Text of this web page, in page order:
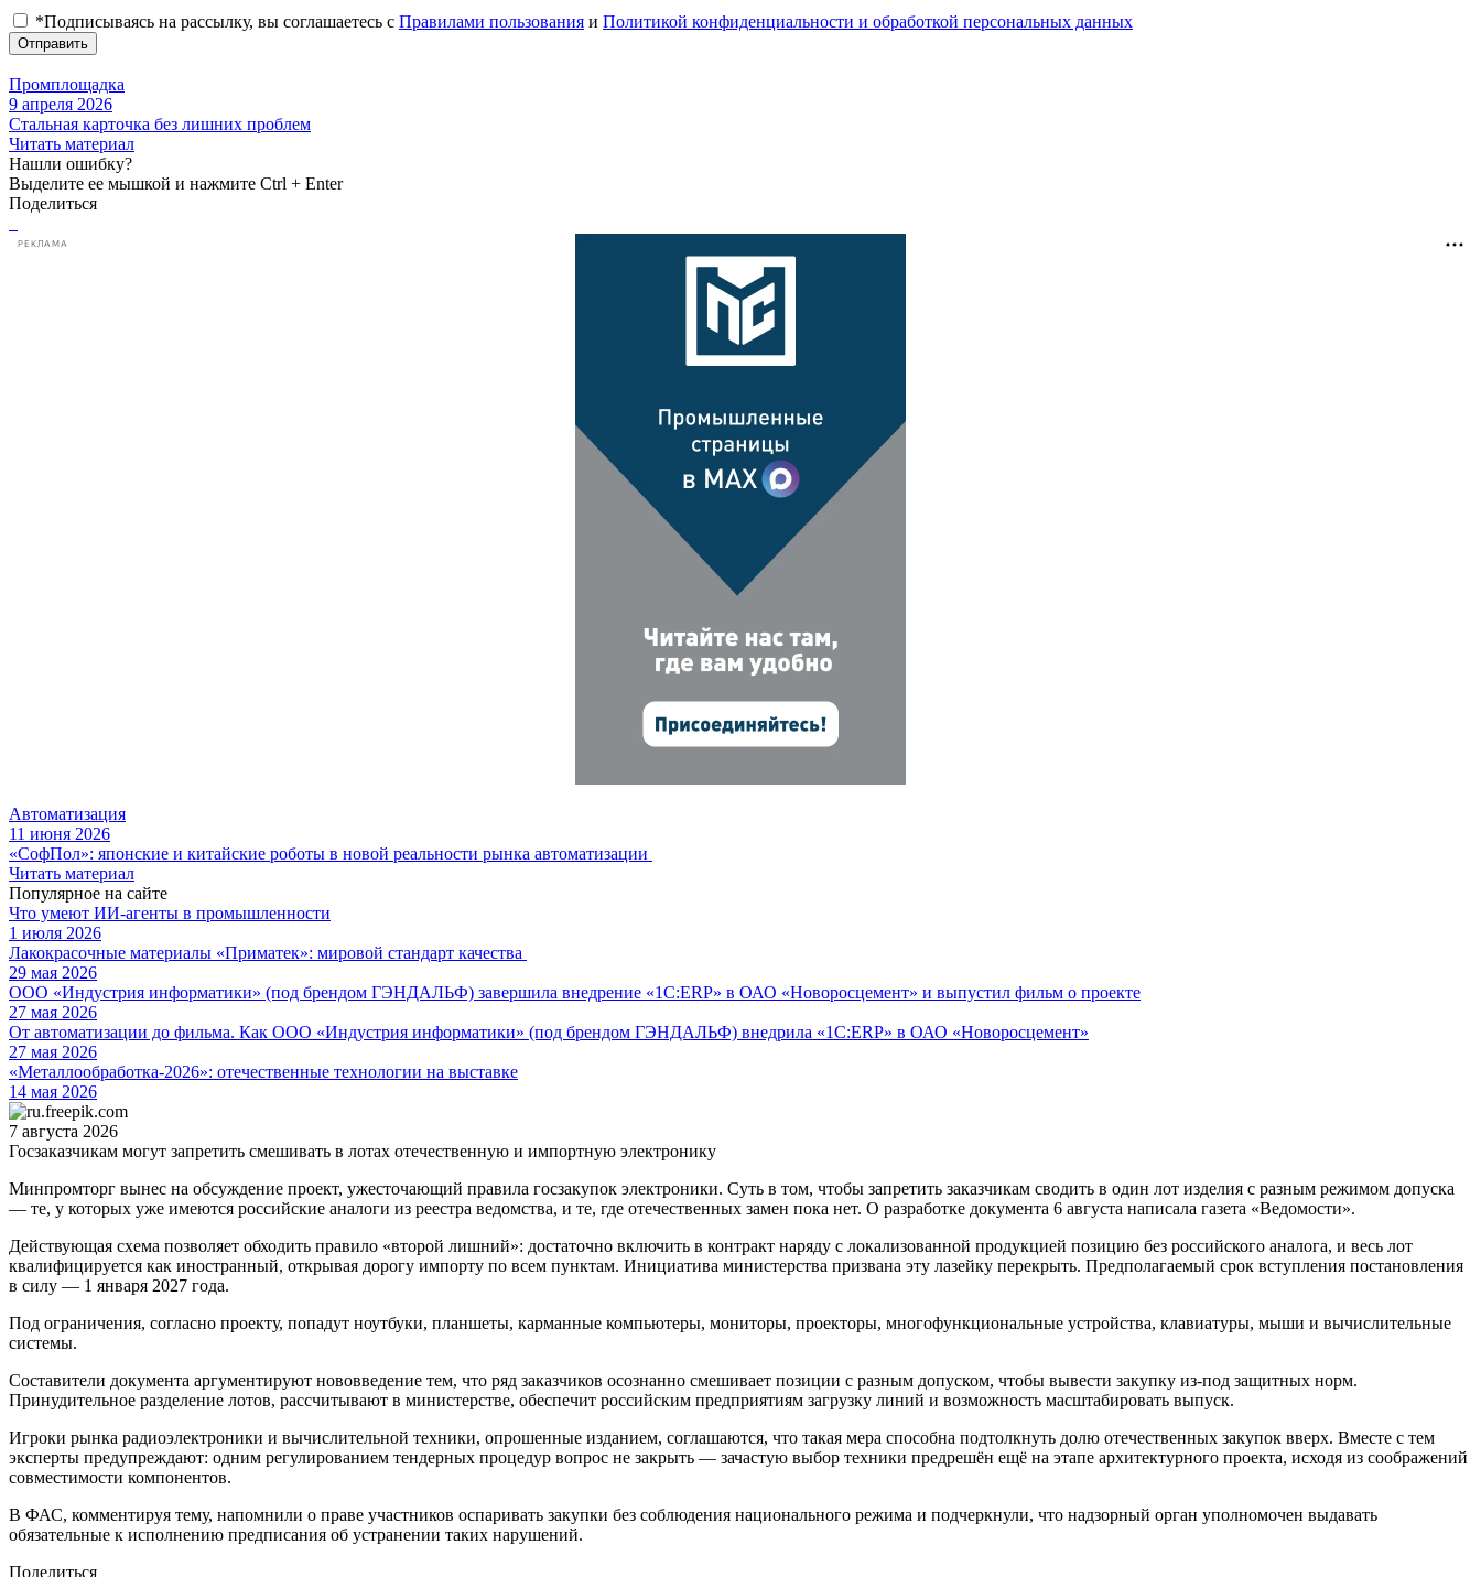
*Подписываясь на рассылку, вы соглашаетесь с Правилами пользования и Политикой конфиденциальности и обработкой персональных данных
Отправить
Промплощадка
9 апреля 2026
Стальная карточка без лишних проблем
Читать материал
Нашли ошибку?
Выделите ее мышкой и нажмите Ctrl + Enter
Поделиться
РЕКЛАМА
Автоматизация
11 июня 2026
«СофПол»: японские и китайские роботы в новой реальности рынка автоматизации
Читать материал
Популярное на сайте
Что умеют ИИ-агенты в промышленности
1 июля 2026
Лакокрасочные материалы «Приматек»: мировой стандарт качества
29 мая 2026
ООО «Индустрия информатики» (под брендом ГЭНДАЛЬФ) завершила внедрение «1С:ERP» в ОАО «Новоросцемент» и выпустил фильм о проекте
27 мая 2026
От автоматизации до фильма. Как ООО «Индустрия информатики» (под брендом ГЭНДАЛЬФ) внедрила «1С:ERP» в ОАО «Новоросцемент»
27 мая 2026
«Металлообработка-2026»: отечественные технологии на выставке
14 мая 2026
7 августа 2026
Госзаказчикам могут запретить смешивать в лотах отечественную и импортную электронику
Минпромторг вынес на обсуждение проект, ужесточающий правила госзакупок электроники. Суть в том, чтобы запретить заказчикам сводить в один лот изделия с разным режимом допуска
— те, у которых уже имеются российские аналоги из реестра ведомства, и те, где отечественных замен пока нет. О разработке документа 6 августа написала газета «Ведомости».
Действующая схема позволяет обходить правило «второй лишний»: достаточно включить в контракт наряду с локализованной продукцией позицию без российского аналога, и весь лот
квалифицируется как иностранный, открывая дорогу импорту по всем пунктам. Инициатива министерства призвана эту лазейку перекрыть. Предполагаемый срок вступления постановления
в силу — 1 января 2027 года.
Под ограничения, согласно проекту, попадут ноутбуки, планшеты, карманные компьютеры, мониторы, проекторы, многофункциональные устройства, клавиатуры, мыши и вычислительные
системы.
Составители документа аргументируют нововведение тем, что ряд заказчиков осознанно смешивает позиции с разным допуском, чтобы вывести закупку из-под защитных норм.
Принудительное разделение лотов, рассчитывают в министерстве, обеспечит российским предприятиям загрузку линий и возможность масштабировать выпуск.
Игроки рынка радиоэлектроники и вычислительной техники, опрошенные изданием, соглашаются, что такая мера способна подтолкнуть долю отечественных закупок вверх. Вместе с тем
эксперты предупреждают: одним регулированием тендерных процедур вопрос не закрыть — зачастую выбор техники предрешён ещё на этапе архитектурного проекта, исходя из соображений
совместимости компонентов.
В ФАС, комментируя тему, напомнили о праве участников оспаривать закупки без соблюдения национального режима и подчеркнули, что надзорный орган уполномочен выдавать
обязательные к исполнению предписания об устранении таких нарушений.
Поделиться